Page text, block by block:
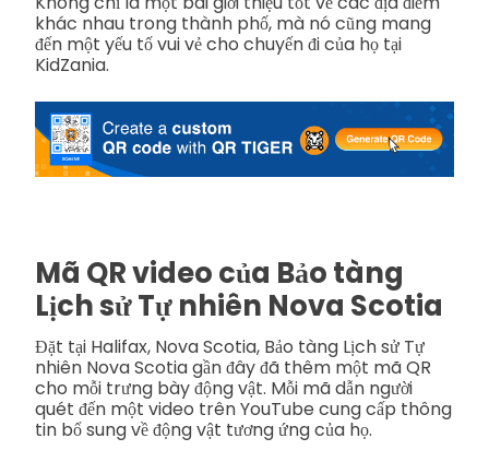
khác nhau trong thành phố, mà nó cũng mang
đến một yếu tố vui vẻ cho chuyến đi của họ tại
KidZania.
Mã QR video của Bảo tàng
Lịch sử Tự nhiên Nova Scotia
Đặt tại Halifax, Nova Scotia, Bảo tàng Lịch sử Tự
nhiên Nova Scotia gần đây đã thêm một mã QR
cho mỗi trưng bày động vật. Mỗi mã dẫn người
quét đến một video trên YouTube cung cấp thông
tin bổ sung về động vật tương ứng của họ.